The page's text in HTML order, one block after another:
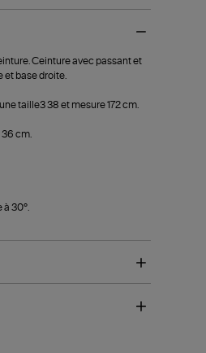
Ceinture avec passant et
et base droite.
taille3 38 et mesure 172 cm.
cm.
à 30°.